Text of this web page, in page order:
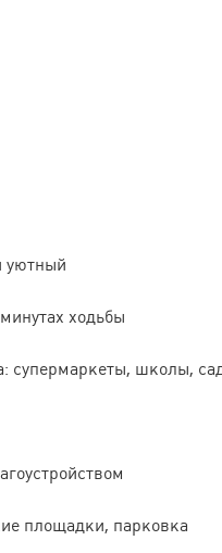
уютный
ходьбы
супермаркеты, школы,
площадки, парковка